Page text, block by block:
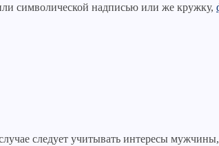
символической надписью или же кружку,
следует учитывать интересы мужчины,